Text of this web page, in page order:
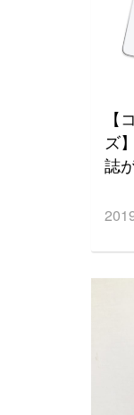
【
ズ
誌